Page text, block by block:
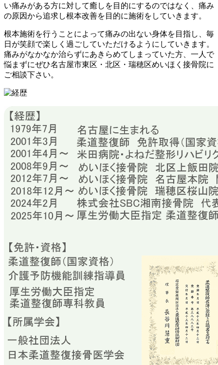
い痛みがある方に対して癒しを目的にするのではなく、痛み
の原因から追求し根本改善を目的に施術をしていきます。
根本施術を行うことによって痛みの出ない身体を目指し、毎
日が笑顔で楽しく過ごしていただけるようにしていきます。
痛みがなかなか治らずにあきらめてしまっていた方、一人で
悩まずにぜひ名古屋市東区・北区・瑞穂区めいほく接骨院に
ご相談下さい。